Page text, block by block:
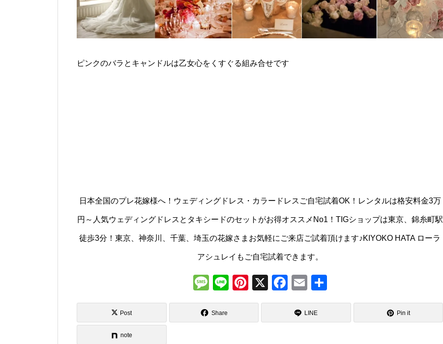
ピンクのバラとキャンドルは乙女心をくすぐる組み合せです
日本全国のプレ花嫁様へ！ウェディングドレス・カラードレスご自宅試着OK！レンタルは格安料金3万
円～人気ウェディングドレスとタキシードのセットがお得オススメNo1！TIGショップは東京、錦糸町駅
徒歩3分！東京、神奈川、千葉、埼玉の花嫁さまお気軽にご来店ご試着頂けます♪KIYOKO HATA ローラ
アシュレイもご自宅試着できます。
M
e
ss
Li
n
Pi
nt
X
F
a
c
E
m
ail
有
Post Share LINE Pin it
note